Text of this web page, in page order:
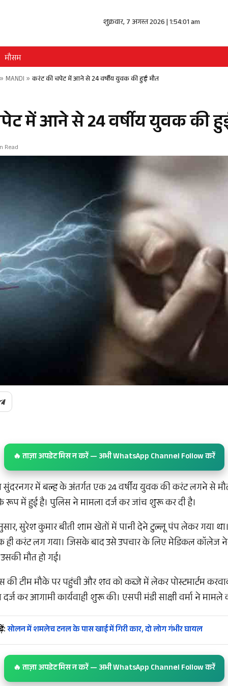
शुक्रवार, 7 अगस्त 2026 | 1:54:01 am
मौसम
» MANDI » करंट की चपेट में आने से 24 वर्षीय युवक की हुई मौत
में आने से 24 वर्षीय युवक की
Read
🔥 ताज़ा अपडेट मिस न करें — अभी WhatsApp Channel Follow करें
में बल्ह के अंतर्गत एक 24 वर्षीय युवक की करंट लगने से
में हुई है। पुलिस ने मामला दर्ज कर जांच शुरू कर दी है।
सुरेश कुमार बीती शाम खेतों में पानी देने टुल्लू पंप लेकर गया
करंट लग गया। जिसके बाद उसे उपचार के लिए मेडिकल कॉलेज
मौत हो गई।
की टीम मौके पर पहुंची और शव को कब्जे में लेकर पोस्टमार्टम
दर्ज कर आगामी कार्यवाही शुरू की। एसपी मंडी साक्षी वर्मा ने मामले
सोलन में शमलेच टनल के पास खाई में गिरी कार, दो लोग गंभीर घायल
🔥 ताज़ा अपडेट मिस न करें — अभी WhatsApp Channel Follow करें